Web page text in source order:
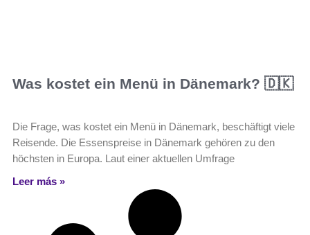
Was kostet ein Menü in Dänemark? 🇩🇰
Die Frage, was kostet ein Menü in Dänemark, beschäftigt viele
Reisende. Die Essenspreise in Dänemark gehören zu den
höchsten in Europa. Laut einer aktuellen Umfrage
Leer más »